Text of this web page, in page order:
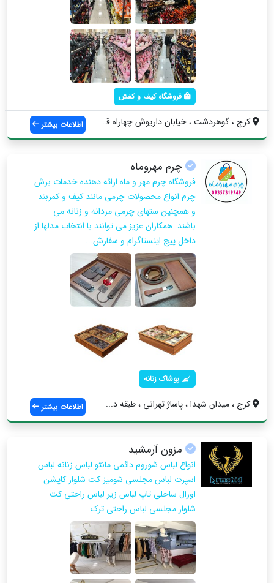
فروشگاه کیف و کفش
کرج ، گوهردشت ، خیابان داریوش چهاراه قنا... اطلاعات بیشتر
چرم مهروماه
فروشگاه چرم مهر و ماه ارائه دهنده خدمات برش
چرم انواع محصولات چرمی مانند کیف و کمربند
و همچنین ستهای چرمی مردانه و زنانه می
باشند. همکاران عزیز می توانند با انتخاب مدلها از
داخل پیج اینستاگرام و سفارش...
پوشاک زنانه
کرج ، میدان شهدا ، پاساژ تهرانی ، طبقه د... اطلاعات بیشتر
مزون آرمشید
انواع لباس شوروم دائمی مانتو لباس زنانه لباس
اسپرت لباس مجلسی شومیز کت شلوار کاپشن
اورال ساحلی تاپ لباس زیر لباس راحتی کت
شلوار مجلسی لباس راحتی ترک